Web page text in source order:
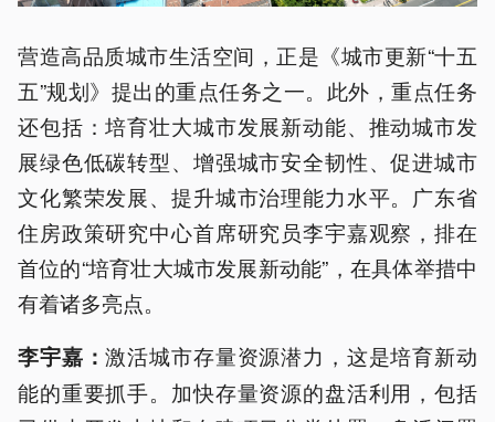
营造高品质城市生活空间，正是《城市更新“十五
五”规划》提出的重点任务之一。此外，重点任务
还包括：培育壮大城市发展新动能、推动城市发
展绿色低碳转型、增强城市安全韧性、促进城市
文化繁荣发展、提升城市治理能力水平。广东省
住房政策研究中心首席研究员李宇嘉观察，排在
首位的“培育壮大城市发展新动能”，在具体举措中
有着诸多亮点。
李宇嘉：激活城市存量资源潜力，这是培育新动
能的重要抓手。加快存量资源的盘活利用，包括